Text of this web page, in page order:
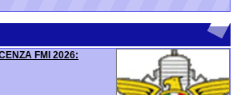
FMI 2026: